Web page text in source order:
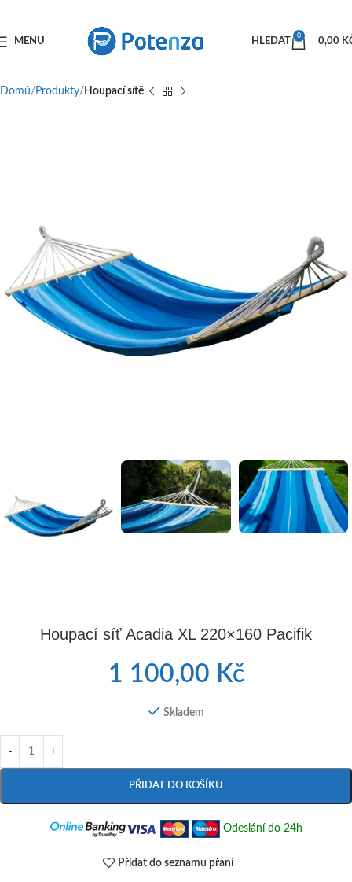
MENU HLEDAT
0
0,00
Domů Produkty Houpací sítě
Houpací síť Acadia XL 220×160 Pacifik
1 100,00 Kč
Skladem
PŘIDAT DO KOŠÍKU
Odeslání do 24h
Přidat do seznamu přání